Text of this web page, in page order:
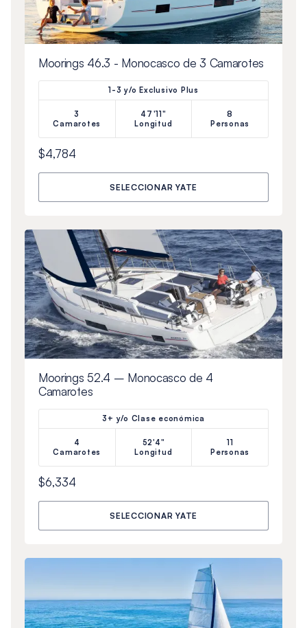
Moorings 46.3 - Monocasco de 3 Camarotes
1-3 y/o Exclusivo Plus
3
Camarotes
47'11"
Longitud
8
Personas
$4,784
SELECCIONAR YATE
Moorings 52.4 – Monocasco de 4
Camarotes
3+ y/o Clase económica
4
Camarotes
52'4"
Longitud
11
Personas
$6,334
SELECCIONAR YATE